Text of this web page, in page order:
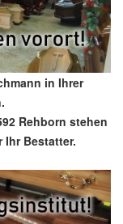
in Ihrer
Rehborn stehen
Bestatter.